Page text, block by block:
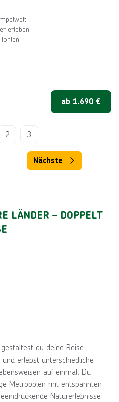
erleben
ab 1.690 €
2 3
Nächste
LÄNDER – DOPPELT
gestaltest du deine Reise
erlebst unterschiedliche
auf einmal. Du
Metropolen mit entspannten
Naturerlebnisse